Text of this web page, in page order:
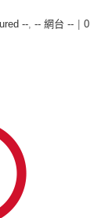
--, -- 網台 --
0